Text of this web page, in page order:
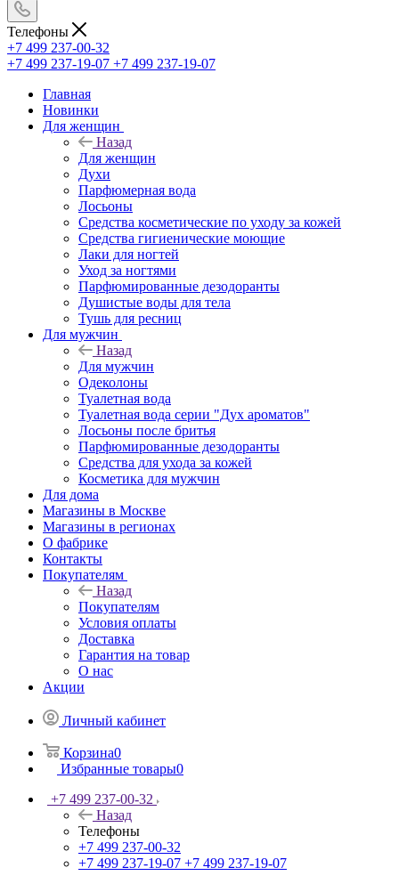
Телефоны
+7 499 237-00-32
+7 499 237-19-07 +7 499 237-19-07
Главная
Новинки
Для женщин
Назад
Для женщин
Духи
Парфюмерная вода
Лосьоны
Средства косметические по уходу за кожей
Средства гигиенические моющие
Лаки для ногтей
Уход за ногтями
Парфюмированные дезодоранты
Душистые воды для тела
Тушь для ресниц
Для мужчин
Назад
Для мужчин
Одеколоны
Туалетная вода
Туалетная вода серии "Дух ароматов"
Лосьоны после бритья
Парфюмированные дезодоранты
Средства для ухода за кожей
Косметика для мужчин
Для дома
Магазины в Москве
Магазины в регионах
О фабрике
Контакты
Покупателям
Назад
Покупателям
Условия оплаты
Доставка
Гарантия на товар
О нас
Акции
Личный кабинет
Корзина0
Избранные товары0
+7 499 237-00-32
Назад
Телефоны
+7 499 237-00-32
+7 499 237-19-07 +7 499 237-19-07